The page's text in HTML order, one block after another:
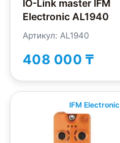
IO-Link master IFM
Electronic AL1940
Артикул: AL1940
408 000 ₸
IFM Electronic